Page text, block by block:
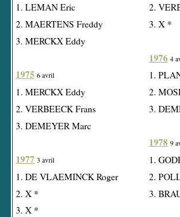
1. LEMAN Eric
2. MAERTENS Freddy
3. MERCKX Eddy
1975 6 avril
1. MERCKX Eddy
2. VERBEECK Frans
3. DEMEYER Marc
1977 3 avril
1. DE VLAEMINCK Roger
2. X *
3. X *
2.
3. X *
1976 4
1.
2.
3.
1978 9
1.
2.
3.